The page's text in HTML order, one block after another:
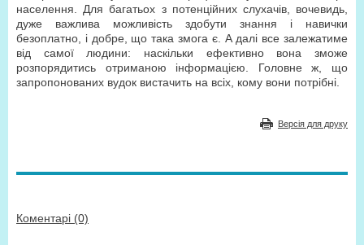
населення. Для багатьох з потенційних слухачів, вочевидь,
дуже важлива можливість здобути знання і навички
безоплатно, і добре, що така змога є. А далі все залежатиме
від самої людини: наскільки ефективно вона зможе
розпорядитись отриманою інформацією. Головне ж, що
запропонованих вудок вистачить на всіх, кому вони потрібні.
Версія для друку
Коментарі (0)